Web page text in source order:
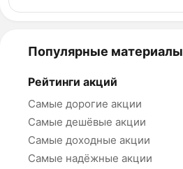
Популярные материалы
Рейтинги акций
Самые дорогие акции
Самые дешёвые акции
Самые доходные акции
Самые надёжные акции